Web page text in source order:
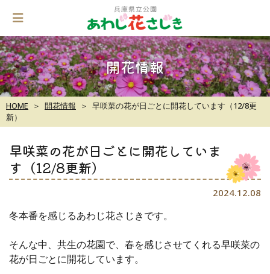
content
開花情報
HOME 開花情報
早咲菜の花が日ごとに開花しています（12/8更
新）
早咲菜の花が日ごとに開花していま
す（12/8更新）
2024.12.08
冬本番を感じるあわじ花さじきです。
そんな中、共生の花園で、春を感じさせてくれる早咲菜の
花が日ごとに開花しています。